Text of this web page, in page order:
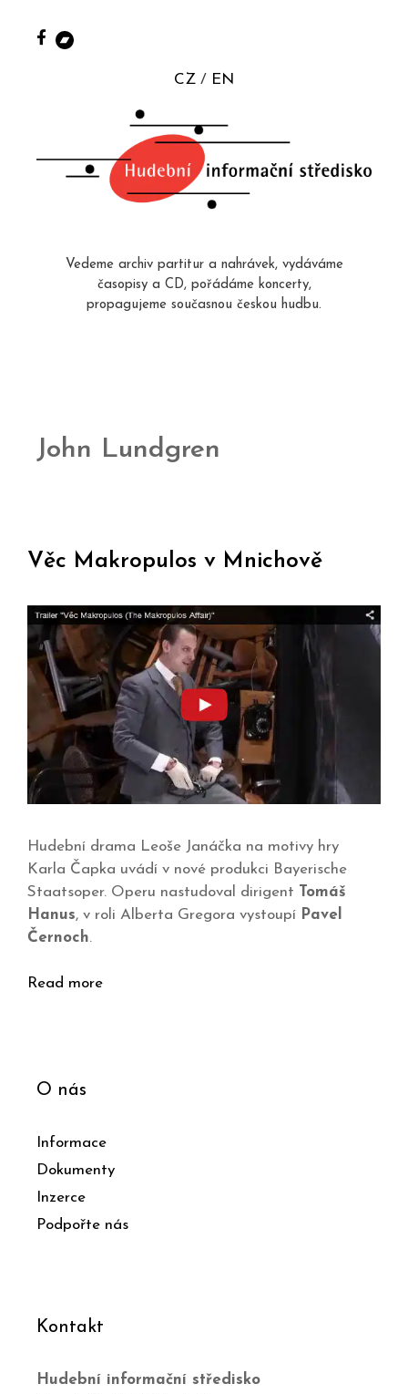
CZ EN
Vedeme archiv partitur a nahrávek, vydáváme
časopisy a CD, pořádáme koncerty,
propagujeme současnou českou hudbu.
John Lundgren
Věc Makropulos v Mnichově
Hudební drama Leoše Janáčka na motivy hry
Karla Čapka uvádí v nové produkci Bayerische
Staatsoper. Operu nastudoval dirigent
Tomáš
Hanus, v roli Alberta Gregora vystoupí Pavel
Černoch.
Read more
O nás
Informace
Dokumenty
Inzerce
Podpořte nás
Kontakt
Hudební informační středisko